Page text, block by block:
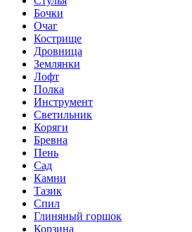
Бочки
Очаг
Кострище
Дровница
Землянки
Лофт
Полка
Инструмент
Светильник
Коряги
Бревна
Пень
Сад
Камни
Тазик
Спил
Глиняный горшок
Корзина